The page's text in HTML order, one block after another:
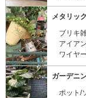
メタリック
ブリキ
アイア
ワイヤ
ガーデニ
ポット/